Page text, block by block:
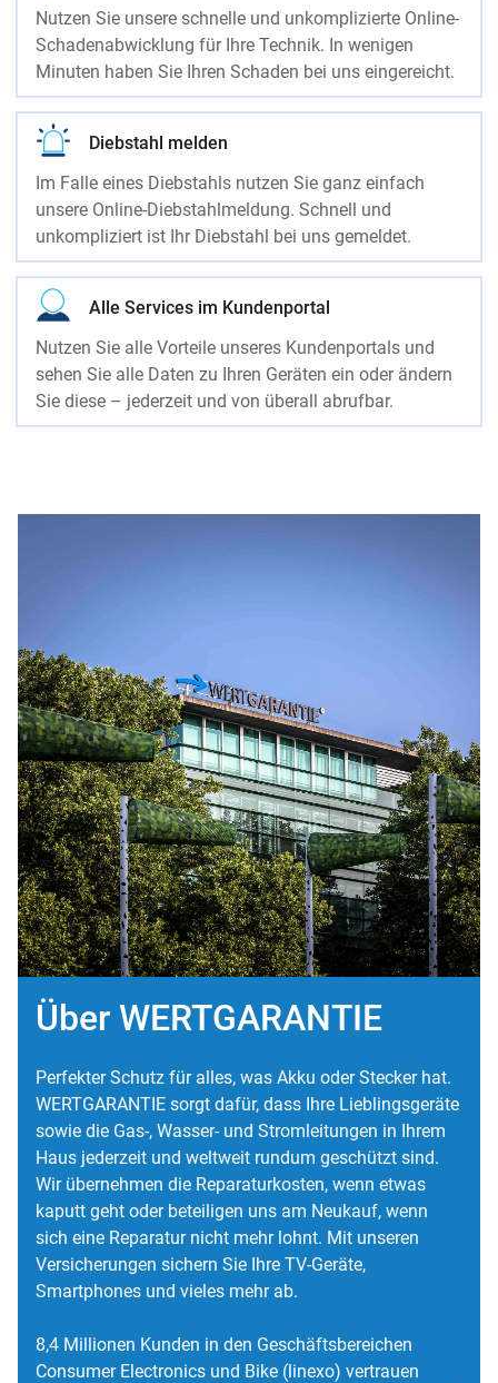
Nutzen Sie unsere schnelle und unkomplizierte Online-
Schadenabwicklung für Ihre Technik. In wenigen
Minuten haben Sie Ihren Schaden bei uns eingereicht.
Diebstahl melden
Im Falle eines Diebstahls nutzen Sie ganz einfach
unsere Online-Diebstahlmeldung. Schnell und
unkompliziert ist Ihr Diebstahl bei uns gemeldet.
Alle Services im Kundenportal
Nutzen Sie alle Vorteile unseres Kundenportals und
sehen Sie alle Daten zu Ihren Geräten ein oder ändern
Sie diese – jederzeit und von überall abrufbar.
Über WERTGARANTIE
Perfekter Schutz für alles, was Akku oder Stecker hat.
WERTGARANTIE sorgt dafür, dass Ihre Lieblingsgeräte
sowie die Gas-, Wasser- und Stromleitungen in Ihrem
Haus jederzeit und weltweit rundum geschützt sind.
Wir übernehmen die Reparaturkosten, wenn etwas
kaputt geht oder beteiligen uns am Neukauf, wenn
sich eine Reparatur nicht mehr lohnt. Mit unseren
Versicherungen sichern Sie Ihre TV-Geräte,
Smartphones und vieles mehr ab.
8,4 Millionen Kunden in den Geschäftsbereichen
Consumer Electronics und Bike (linexo) vertrauen